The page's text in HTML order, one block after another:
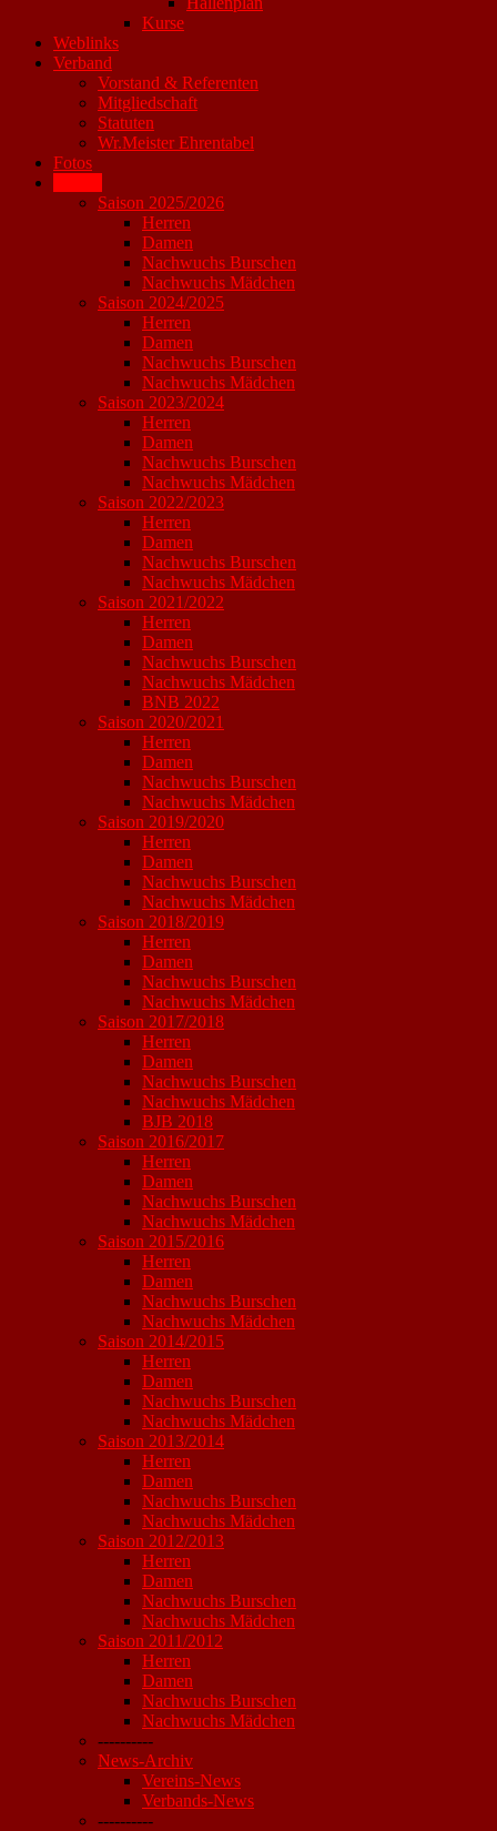
Kurse
Weblinks
Verband
Vorstand & Referenten
Mitgliedschaft
Statuten
Wr.Meister Ehrentabel
Fotos
Saison 2025/2026
Herren
Damen
Nachwuchs Burschen
Nachwuchs Mädchen
Saison 2024/2025
Herren
Damen
Nachwuchs Burschen
Nachwuchs Mädchen
Saison 2023/2024
Herren
Damen
Nachwuchs Burschen
Nachwuchs Mädchen
Saison 2022/2023
Herren
Damen
Nachwuchs Burschen
Nachwuchs Mädchen
Saison 2021/2022
Herren
Damen
Nachwuchs Burschen
Nachwuchs Mädchen
BNB 2022
Saison 2020/2021
Herren
Damen
Nachwuchs Burschen
Nachwuchs Mädchen
Saison 2019/2020
Herren
Damen
Nachwuchs Burschen
Nachwuchs Mädchen
Saison 2018/2019
Herren
Damen
Nachwuchs Burschen
Nachwuchs Mädchen
Saison 2017/2018
Herren
Damen
Nachwuchs Burschen
Nachwuchs Mädchen
BJB 2018
Saison 2016/2017
Herren
Damen
Nachwuchs Burschen
Nachwuchs Mädchen
Saison 2015/2016
Herren
Damen
Nachwuchs Burschen
Nachwuchs Mädchen
Saison 2014/2015
Herren
Damen
Nachwuchs Burschen
Nachwuchs Mädchen
Saison 2013/2014
Herren
Damen
Nachwuchs Burschen
Nachwuchs Mädchen
Saison 2012/2013
Herren
Damen
Nachwuchs Burschen
Nachwuchs Mädchen
Saison 2011/2012
Herren
Damen
Nachwuchs Burschen
Nachwuchs Mädchen
----------
News-Archiv
Vereins-News
Verbands-News
----------